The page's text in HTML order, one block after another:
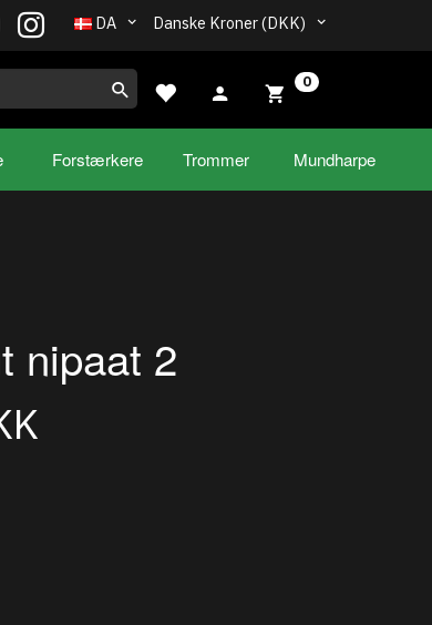
Danske Kroner (DKK)
DA
0
Forstærkere Trommer Mundharpe
nipaat 2